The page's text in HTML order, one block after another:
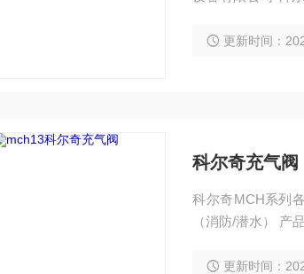
更新时间：
科尔奇充气阀
科尔奇MCH系列
（消防/潜水） 产
更新时间：